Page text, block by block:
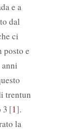
e a
dal
ci
posto e
trentun
3 1 .
la